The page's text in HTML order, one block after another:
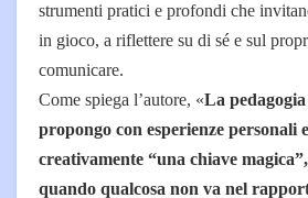
strumenti pratici e profondi che
in gioco, a riflettere su di sé e sul
comunicare.
Come spiega l’autore, «La
propongo con esperienze personali
creativamente “una chiave
quando qualcosa non va nel